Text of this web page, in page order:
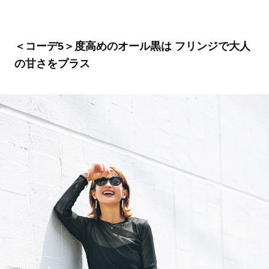
＜コーデ5＞度高めのオール黒は フリンジで大人
の甘さをプラス